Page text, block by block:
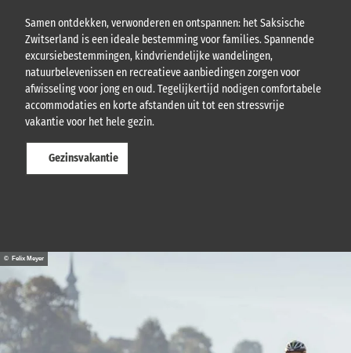
Samen ontdekken, verwonderen en ontspannen: het Saksische
Zwitserland is een ideale bestemming voor families. Spannende
excursiebestemmingen, kindvriendelijke wandelingen,
natuurbelevenissen en recreatieve aanbiedingen zorgen voor
afwisseling voor jong en oud. Tegelijkertijd nodigen comfortabele
accommodaties en korte afstanden uit tot een stressvrije
vakantie voor het hele gezin.
Gezinsvakantie
© Felix Meyer